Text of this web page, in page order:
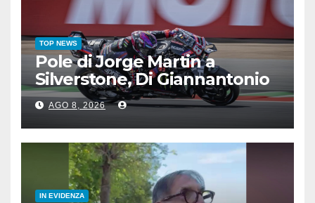
TOP NEWS
Pole di Jorge Martin a
Silverstone, Di Giannantonio
4°, Bezzecchi 5°
AGO 8, 2026
IN EVIDENZA